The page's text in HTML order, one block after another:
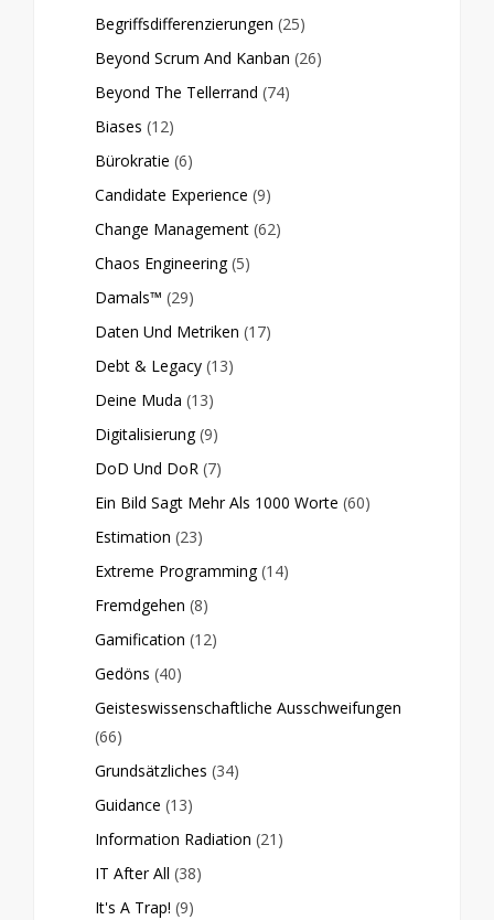
Begriffsdifferenzierungen (25)
Beyond Scrum And Kanban (26)
Beyond The Tellerrand (74)
Biases (12)
Bürokratie (6)
Candidate Experience (9)
Change Management (62)
Chaos Engineering (5)
Damals™ (29)
Daten Und Metriken (17)
Debt & Legacy (13)
Deine Muda (13)
Digitalisierung (9)
DoD Und DoR (7)
Ein Bild Sagt Mehr Als 1000 Worte (60)
Estimation (23)
Extreme Programming (14)
Fremdgehen (8)
Gamification (12)
Gedöns (40)
Geisteswissenschaftliche Ausschweifungen
(66)
Grundsätzliches (34)
Guidance (13)
Information Radiation (21)
IT After All (38)
It's A Trap! (9)